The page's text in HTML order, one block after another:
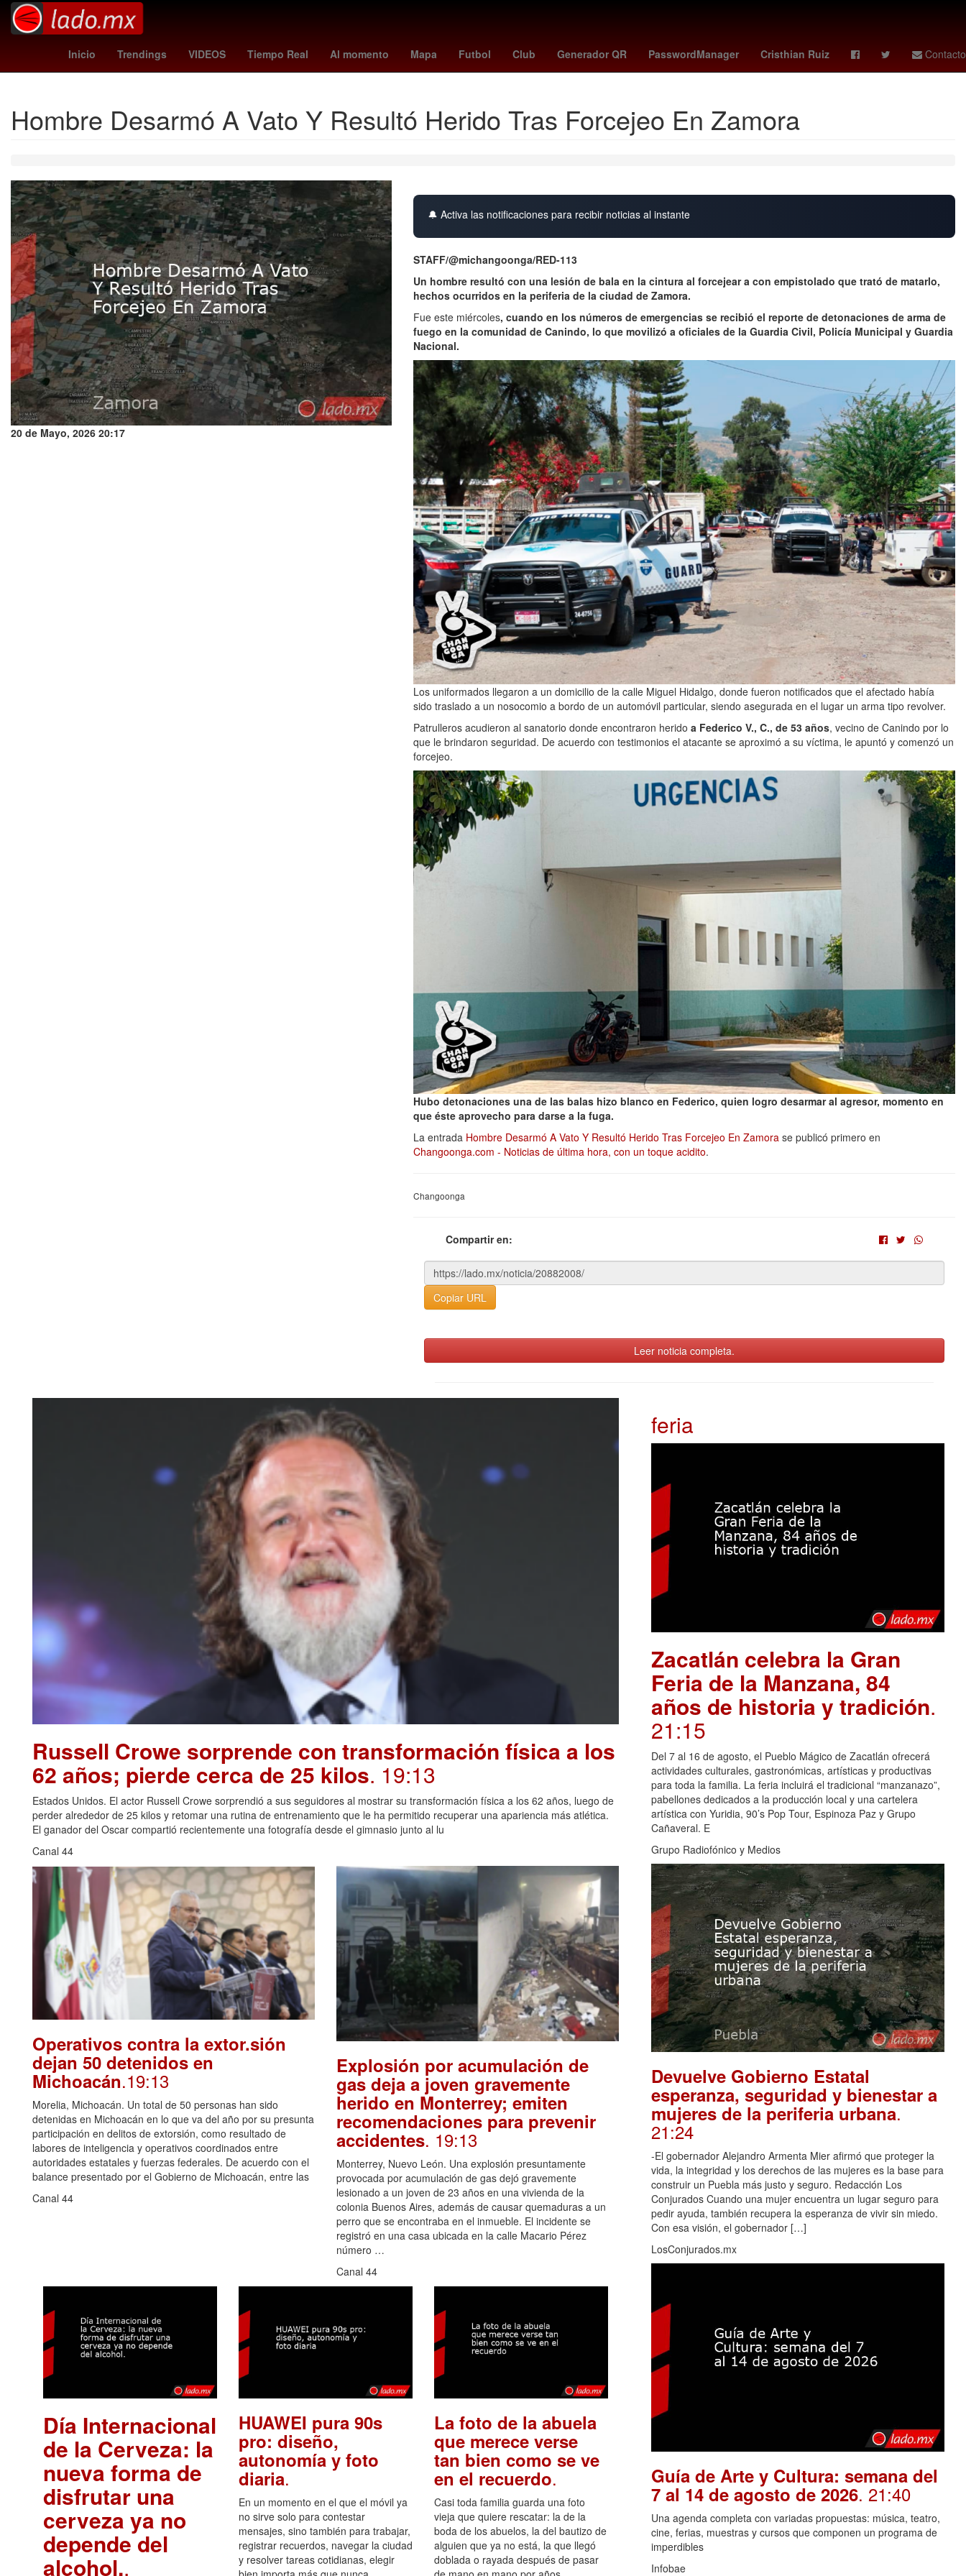
Inicio Trendings VIDEOS Tiempo Real Al momento Mapa Futbol Club Generador QR PasswordManager Cristhian Ruiz Contacto
jefferson lerma grecia quiroz Rockstar Games chucky lozano caracol en vivo biometría new york city fc Propiedad privada gideon mensah america hoy
Hombre Desarmó A Vato Y Resultó Herido Tras Forcejeo En Zamora
20 de Mayo, 2026 20:17
🔔 Activa las notificaciones para recibir noticias al instante
STAFF/@michangoonga/RED-113
Un hombre resultó con una lesión de bala en la cintura al forcejear a con empistolado que trató de matarlo,
hechos ocurridos en la periferia de la ciudad de Zamora.
Fue este miércoles, cuando en los números de emergencias se recibió el reporte de detonaciones de arma de
fuego en la comunidad de Canindo, lo que movilizó a oficiales de la Guardia Civil, Policía Municipal y Guardia
Nacional.
Los uniformados llegaron a un domicilio de la calle Miguel Hidalgo, donde fueron notificados que el afectado había
sido traslado a un nosocomio a bordo de un automóvil particular, siendo asegurada en el lugar un arma tipo revolver.
Patrulleros acudieron al sanatorio donde encontraron herido a Federico V., C., de 53 años, vecino de Canindo por lo
que le brindaron seguridad. De acuerdo con testimonios el atacante se aproximó a su víctima, le apuntó y comenzó un
forcejeo.
Hubo detonaciones una de las balas hizo blanco en Federico, quien logro desarmar al agresor, momento en
que éste aprovecho para darse a la fuga.
La entrada Hombre Desarmó A Vato Y Resultó Herido Tras Forcejeo En Zamora se publicó primero en
Changoonga.com - Noticias de última hora, con un toque acidito.
Changoonga
Compartir en:
Copiar URL
Leer noticia completa.
Russell Crowe sorprende con transformación física a los
62 años; pierde cerca de 25 kilos. 19:13
Estados Unidos. El actor Russell Crowe sorprendió a sus seguidores al mostrar su transformación física a los 62 años, luego de
perder alrededor de 25 kilos y retomar una rutina de entrenamiento que le ha permitido recuperar una apariencia más atlética.
El ganador del Oscar compartió recientemente una fotografía desde el gimnasio junto al lu
Canal 44
Operativos contra la extor.sión
dejan 50 detenidos en
Michoacán.19:13
Morelia, Michoacán. Un total de 50 personas han sido
detenidas en Michoacán en lo que va del año por su presunta
participación en delitos de extorsión, como resultado de
labores de inteligencia y operativos coordinados entre
autoridades estatales y fuerzas federales. De acuerdo con el
balance presentado por el Gobierno de Michoacán, entre las
Canal 44
Explosión por acumulación de
gas deja a joven gravemente
herido en Monterrey; emiten
recomendaciones para prevenir
accidentes. 19:13
Monterrey, Nuevo León. Una explosión presuntamente
provocada por acumulación de gas dejó gravemente
lesionado a un joven de 23 años en una vivienda de la
colonia Buenos Aires, además de causar quemaduras a un
perro que se encontraba en el inmueble. El incidente se
registró en una casa ubicada en la calle Macario Pérez
número …
Canal 44
Día Internacional
de la Cerveza: la
nueva forma de
disfrutar una
cerveza ya no
depende del
alcohol..
HUAWEI pura 90s
pro: diseño,
autonomía y foto
diaria.
En un momento en el que el móvil ya
no sirve solo para contestar
mensajes, sino también para trabajar,
registrar recuerdos, navegar la ciudad
y resolver tareas cotidianas, elegir
La foto de la abuela
que merece verse
tan bien como se ve
en el recuerdo.
Casi toda familia guarda una foto
vieja que quiere rescatar: la de la
boda de los abuelos, la del bautizo de
alguien que ya no está, la que llegó
doblada o rayada después de pasar
feria
Zacatlán celebra la Gran
Feria de la Manzana, 84
años de historia y tradición.
21:15
Del 7 al 16 de agosto, el Pueblo Mágico de Zacatlán ofrecerá
actividades culturales, gastronómicas, artísticas y productivas
para toda la familia. La feria incluirá el tradicional “manzanazo”,
pabellones dedicados a la producción local y una cartelera
artística con Yuridia, 90’s Pop Tour, Espinoza Paz y Grupo
Cañaveral. E
Grupo Radiofónico y Medios
Devuelve Gobierno Estatal
esperanza, seguridad y bienestar a
mujeres de la periferia urbana.
21:24
-El gobernador Alejandro Armenta Mier afirmó que proteger la
vida, la integridad y los derechos de las mujeres es la base para
construir un Puebla más justo y seguro. Redacción Los
Conjurados Cuando una mujer encuentra un lugar seguro para
pedir ayuda, también recupera la esperanza de vivir sin miedo.
Con esa visión, el gobernador […]
LosConjurados.mx
Guía de Arte y Cultura: semana del
7 al 14 de agosto de 2026. 21:40
Una agenda completa con variadas propuestas: música, teatro,
cine, ferias, muestras y cursos que componen un programa de
imperdibles
Infobae